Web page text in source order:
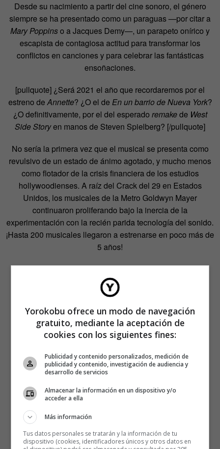
Desde su nacimiento a partir del cine sonoro, el género
siempre se ha presentado como un paraguas —por citar a
Mary Poppinso a Jacques Demy—, un parapeto onírico y
escapista de contagiosa actitud para transformar los
conflictos en canciones y para celebrar las fantásticas
ensoñaciones.
[pullquote] ¿Será 2021 el año que recordaremos por el
estreno deAnnette? ¿O el de En un barrio de Nueva York?
¿O definitivamente, por el del esperado remakede West
Side Storyen manos de Steven Spielberg? [/pullquote]
No sería la primera vez que el musical se presenta como
revulsivo de un estado de ánimo agotado, y mucho menos
como flotador de la crisis financiera de los estudios
hollywoodienses. A raíz del Crack del 29 en Estados
Unidos, los musicales de la Metro Goldwyn Mayer
continuaron proliferando bajo la inercia de la
experimentación con la recién parida tecnología del sonido.
¡Hasta 200 musicales llegaron a estrenarse en poco más de
5 años!
Yorokobu ofrece un modo de navegación
gratuito, mediante la aceptación de
cookies con los siguientes fines:
Publicidad y contenido personalizados, medición de
publicidad y contenido, investigación de audiencia y
desarrollo de servicios
Almacenar la información en un dispositivo y/o
acceder a ella
Más información
Tus datos personales se tratarán y la información de tu
dispositivo (cookies, identificadores únicos y otros datos en